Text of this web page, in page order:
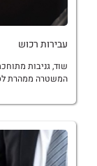
עבירות רכוש
שוד, גניבות
המשטרה ממהרת